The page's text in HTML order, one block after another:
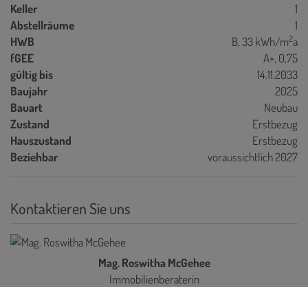
Keller
1
Abstellräume
1
HWB
B, 33 kWh/m2a
fGEE
A+, 0,75
gültig bis
14.11.2033
Baujahr
2025
Bauart
Neubau
Zustand
Erstbezug
Hauszustand
Erstbezug
Beziehbar
voraussichtlich 2027
Kontaktieren Sie uns
Mag. Roswitha McGehee
Immobilienberaterin